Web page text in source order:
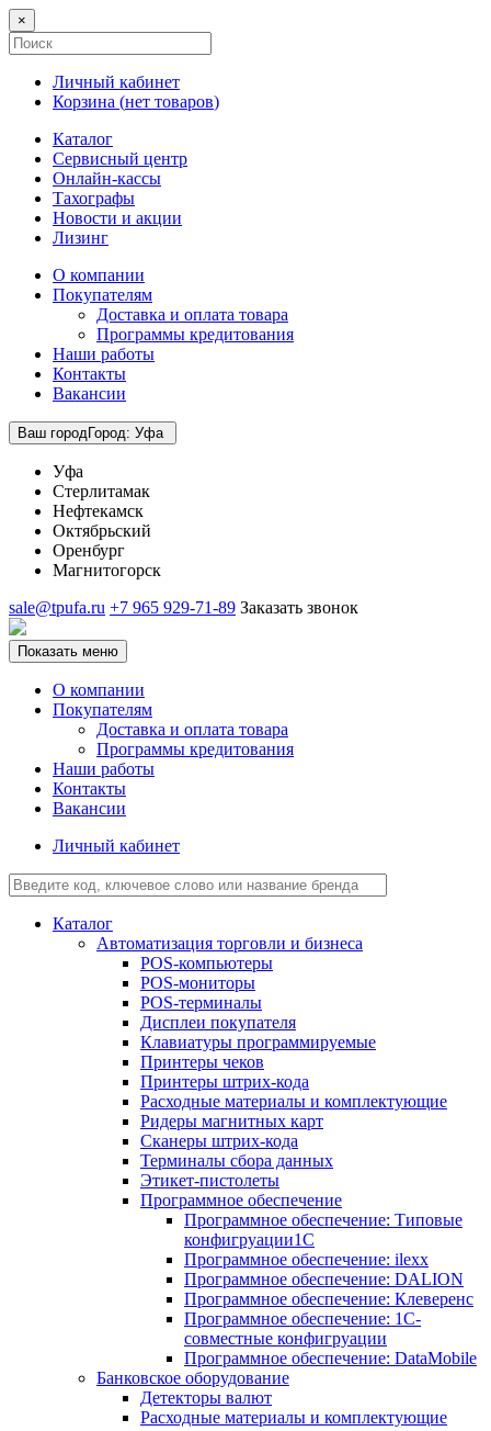
×
Личный кабинет
Корзина (нет товаров)
Каталог
Сервисный центр
Онлайн-кассы
Тахографы
Новости и акции
Лизинг
О компании
Покупателям
Доставка и оплата товара
Программы кредитования
Наши работы
Контакты
Вакансии
Ваш городГород: Уфа
Уфа
Стерлитамак
Нефтекамск
Октябрьский
Оренбург
Магнитогорск
sale@tpufa.ru +7 965 929-71-89 Заказать звонок
Показать меню
О компании
Покупателям
Доставка и оплата товара
Программы кредитования
Наши работы
Контакты
Вакансии
Личный кабинет
Каталог
Автоматизация торговли и бизнеса
POS-компьютеры
POS-мониторы
POS-терминалы
Дисплеи покупателя
Клавиатуры программируемые
Принтеры чеков
Принтеры штрих-кода
Расходные материалы и комплектующие
Ридеры магнитных карт
Сканеры штрих-кода
Терминалы сбора данных
Этикет-пистолеты
Программное обеспечение
Программное обеспечение: Типовые
конфигруации1С
Программное обеспечение: ilexx
Программное обеспечение: DALION
Программное обеспечение: Клеверенс
Программное обеспечение: 1С-
совместные конфигруации
Программное обеспечение: DataMobile
Банковское оборудование
Детекторы валют
Расходные материалы и комплектующие